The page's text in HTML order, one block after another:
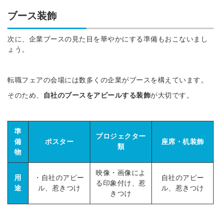
ブース装飾
次に、企業ブースの見た目を華やかにする準備もおこないまし
ょう。
転職フェアの会場には数多くの企業がブースを構えています。
そのため、
自社のブースをアピールする装飾が大切です。
準
備
物
ポスター
プロジェクター
類
座席・机装飾
用
途
・自社のアピー
ル、惹きつけ
映像・画像によ
る印象付け、惹
きつけ
自社のアピー
ル、惹きつけ